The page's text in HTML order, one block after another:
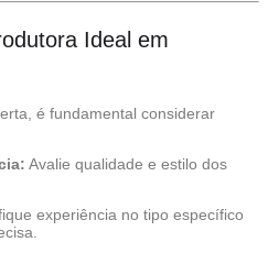
Ideal em
é fundamental considerar
Avalie qualidade e estilo dos
experiência no tipo específico